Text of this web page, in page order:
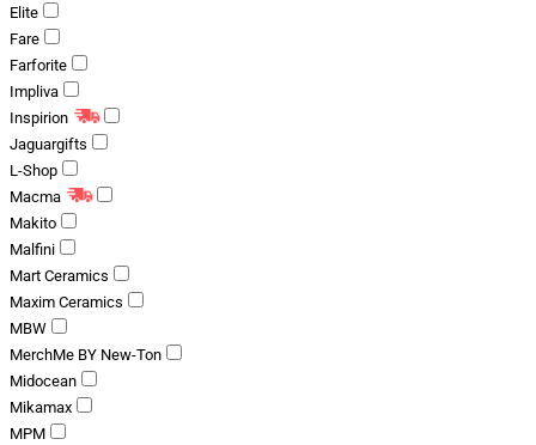
Elite
Fare
Farforite
Impliva
Inspirion
Jaguargifts
L-Shop
Macma
Makito
Malfini
Mart Ceramics
Maxim Ceramics
MBW
MerchMe BY New-Ton
Midocean
Mikamax
MPM